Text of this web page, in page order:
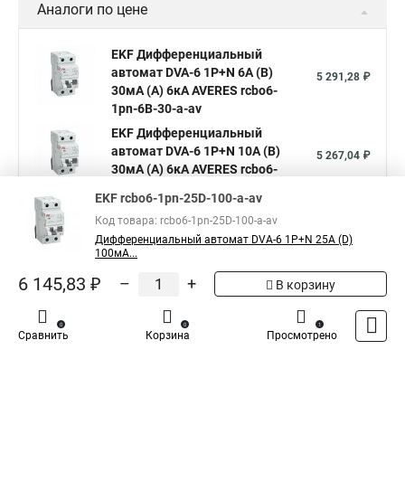
Аналоги по цене
EKF Дифференциальный
автомат DVA-6 1P+N 6А (B)
30мА (A) 6кА AVERES rcbo6-
1pn-6B-30-a-av
5 291,28 ₽
EKF Дифференциальный
автомат DVA-6 1P+N 10А (B)
30мА (A) 6кА AVERES rcbo6-
5 267,04 ₽
автомат DVA-6 1P+N 13А (B)
30мА (A) 6кА AVERES rcbo6-
5 631,87 ₽
Показать больше
EKF rcbo6-1pn-25D-100-a-av
Код товара: rcbo6-1pn-25D-100-a-av
Дифференциальный автомат DVA-6 1P+N 25А (D)
100мА...
6 145,83 ₽ – + В корзину
Сравнить
0
Корзина
0
Просмотрено
1